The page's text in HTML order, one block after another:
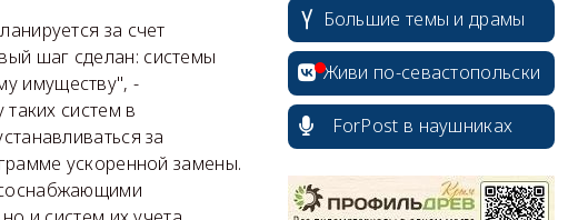
за счет
шаг сделан: системы
имуществу", -
систем в
за
ускоренной замены.
Большие темы и драмы
Живи по-севастопольски
ForPost в наушниках